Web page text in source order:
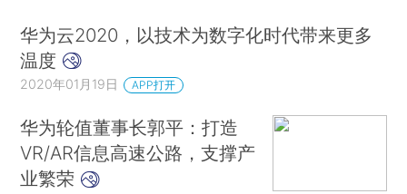
华为云2020，以技术为数字化时代带来更多
温度
2020年01月19日 APP打开
华为轮值董事长郭平：打造
VR/AR信息高速公路，支撑产
业繁荣